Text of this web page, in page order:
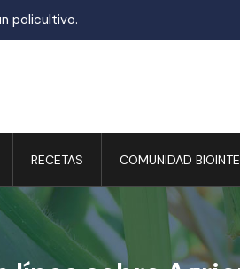
policultivo.
RECETAS COMUNIDAD